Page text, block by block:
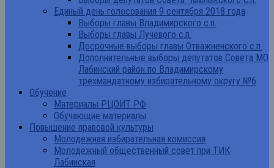
Единый день голосования 9 сентября 2018 года
Выборы главы Владимирского с.п.
Выборы главы Лучевого с.п.
Досрочные выборы главы Отважненского с.п.
Дополнительные выборы депутатов Совета МО
Лабинский район по Владимирскому
трехмандатному избирательному округу №6
Обучение
Материалы РЦОИТ РФ
Обучающие материалы
Повышение правовой культуры
Молодежная избирательная комиссия
Молодежный общественный совет при ТИК
Лабинская